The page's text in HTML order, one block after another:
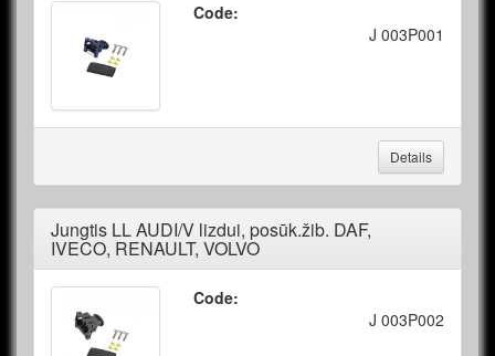
Code:
J 003P001
Details
Jungtis LL AUDI/V lizdui, posūk.žib. DAF,
IVECO, RENAULT, VOLVO
Code:
J 003P002